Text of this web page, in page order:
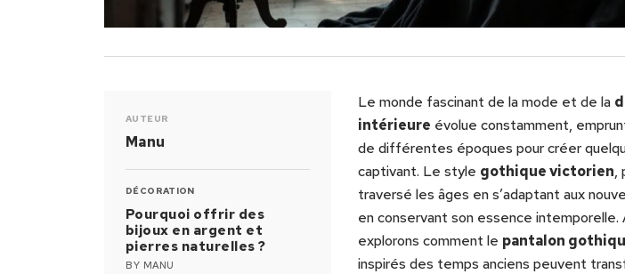
AUTEUR
Manu
DÉCORATION
Pourquoi offrir des
bijoux en argent et
pierres naturelles ?
BY MANU
Le monde fascinant de la mode et de la
intérieure évolue constamment,
de différentes époques pour créer
captivant. Le style gothique victorien,
traversé les âges en s’adaptant aux
en conservant son essence intemporelle.
explorons comment le pantalon
inspirés des temps anciens peuvent